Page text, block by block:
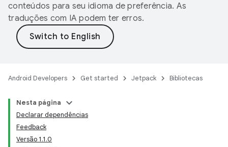
conteúdos para seu idioma de preferência. As
traduções com IA podem ter erros.
Android Developers Get started Jetpack Bibliotecas
Nesta página
Declarar dependências
Feedback
Versão 1.1.0